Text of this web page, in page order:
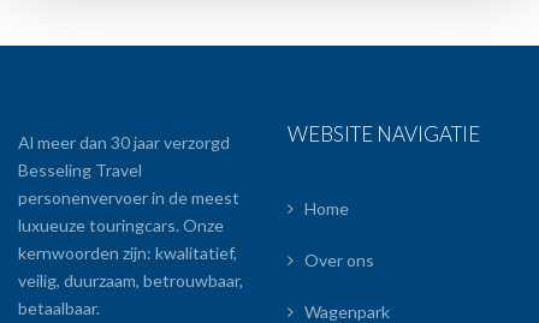
Al meer dan 30 jaar verzorgd
Besseling Travel
personenvervoer in de meest
luxueuze touringcars. Onze
kernwoorden zijn: kwalitatief,
veilig, duurzaam, betrouwbaar,
betaalbaar.
WEBSITE NAVIGATIE
Home
Over ons
Wagenpark